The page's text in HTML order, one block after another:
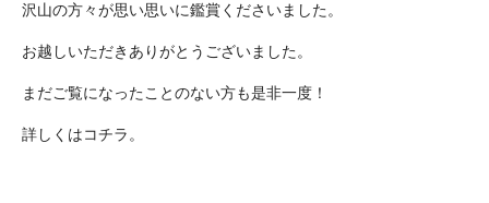
沢山の方々が思い思いに鑑賞くださいました。
お越しいただきありがとうございました。
まだご覧になったことのない方も是非一度！
詳しくはコチラ。